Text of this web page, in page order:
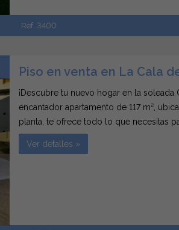
Ref. 3400
Piso en venta en La Cala
¡Descubre tu nuevo hogar en la soleada
encantador apartamento de 117 m²,
planta, te ofrece todo lo que necesitas
estilo de vida relajado y cómodo. Con 3
Ver detalles »